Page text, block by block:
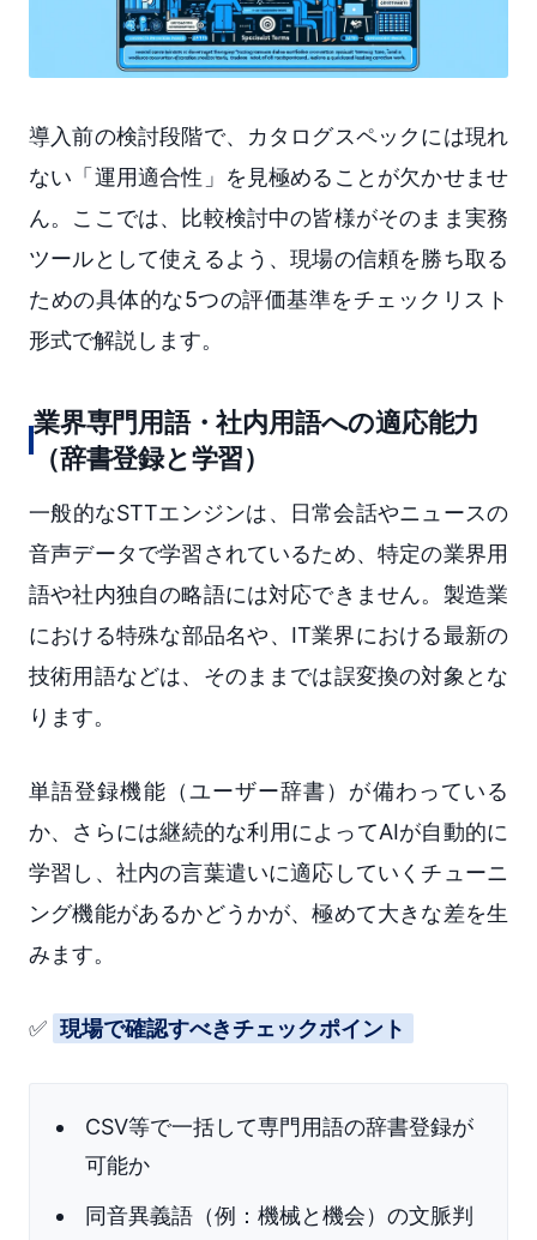
導入前の検討段階で、カタログスペックには現れ
ない「運用適合性」を見極めることが欠かせませ
ん。ここでは、比較検討中の皆様がそのまま実務
ツールとして使えるよう、現場の信頼を勝ち取る
ための具体的な5つの評価基準をチェックリスト
形式で解説します。
業界専門用語・社内用語への適応能力
（辞書登録と学習）
一般的なSTTエンジンは、日常会話やニュースの
音声データで学習されているため、特定の業界用
語や社内独自の略語には対応できません。製造業
における特殊な部品名や、IT業界における最新の
技術用語などは、そのままでは誤変換の対象とな
ります。
単語登録機能（ユーザー辞書）が備わっている
か、さらには継続的な利用によってAIが自動的に
学習し、社内の言葉遣いに適応していくチューニ
ング機能があるかどうかが、極めて大きな差を生
みます。
✅ 現場で確認すべきチェックポイント
CSV等で一括して専門用語の辞書登録が
可能か
同音異義語（例：機械と機会）の文脈判